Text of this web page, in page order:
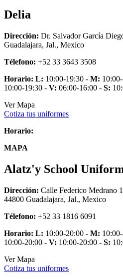
Delia
Dirección: Dr. Salvador García
Guadalajara, Jal., Mexico
Télefono: +52 33 3643 3508
Horario: L: 10:00-19:30 - M:
10:00-19:30 - V: 06:00-16:00 - S:
Ver Mapa
Cotiza tus uniformes
Horario:
MAPA
Alatz'y School
Dirección: Calle Federico Medrano
44800 Guadalajara, Jal., Mexico
Télefono: +52 33 1816 6091
Horario: L: 10:00-20:00 - M:
10:00-20:00 - V: 10:00-20:00 - S:
Ver Mapa
Cotiza tus uniformes